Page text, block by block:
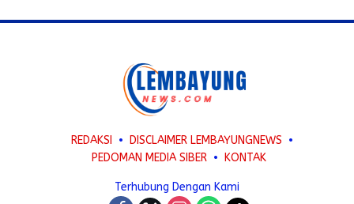
REDAKSI
DISCLAIMER LEMBAYUNGNEWS
PEDOMAN MEDIA SIBER
KONTAK
Terhubung Dengan Kami